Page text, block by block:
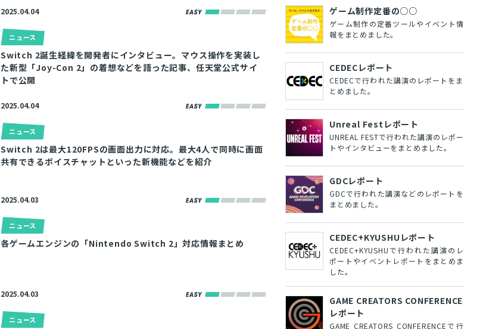
2025.04.04
ニュース
Switch 2誕生経緯を開発者にインタビュー。マウス操作を実装し
た新型「Joy-Con 2」の着想などを語った記事、任天堂公式サイ
トで公開
2025.04.04
ニュース
Switch 2は最大120FPSの画面出力に対応。最大4人で同時に画面
共有できるボイスチャットといった新機能などを紹介
2025.04.03
ニュース
各ゲームエンジンの「Nintendo Switch 2」対応情報まとめ
2025.04.03
ニュース
ゲーム制作定番の○○
ゲーム制作の定番ツールやイベント情
報をまとめました。
CEDECレポート
CEDECで行われた講演のレポートをま
とめました。
Unreal Festレポート
UNREAL FESTで行われた講演のレポー
トやインタビューをまとめました。
GDCレポート
GDCで行われた講演などのレポートを
まとめました。
CEDEC+KYUSHUレポート
CEDEC+KYUSHUで行われた講演のレ
ポートやイベントレポートをまとめま
した。
GAME CREATORS CONFERENCE
レポート
GAME CREATORS CONFERENCEで行
とじる